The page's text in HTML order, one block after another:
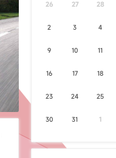
26 27 28
2 3 4
9 10 11
16 17 18
23 24 25
30 31 1